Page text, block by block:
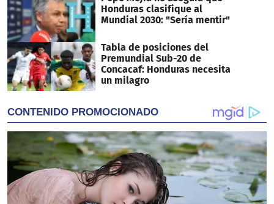
Honduras clasifique al
Mundial 2030: "Sería mentir"
Tabla de posiciones del
Premundial Sub-20 de
Concacaf: Honduras necesita
un milagro